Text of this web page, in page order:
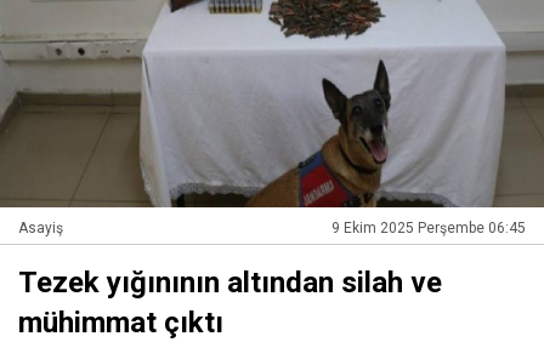
Asayiş 9 Ekim 2025 Perşembe 06:45
Tezek yığınının altından silah ve
mühimmat çıktı